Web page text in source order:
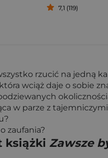
7,1 (119)
rzucić na
wciąż daje o sobie
w parze z
zaufania?
książki Zawsze